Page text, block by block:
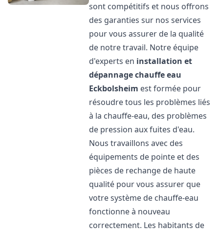
sont compétitifs et nous offrons
des garanties sur nos services
pour vous assurer de la qualité
de notre travail. Notre équipe
d'experts en installation et
dépannage chauffe eau
Eckbolsheim est formée pour
résoudre tous les problèmes liés
à la chauffe-eau, des problèmes
de pression aux fuites d'eau.
Nous travaillons avec des
équipements de pointe et des
pièces de rechange de haute
qualité pour vous assurer que
votre système de chauffe-eau
fonctionne à nouveau
correctement. Les habitants de